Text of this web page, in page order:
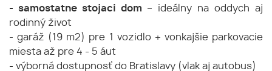
- samostatne stojaci dom – ideálny na oddych aj
rodinný život
- garáž (19 m2) pre 1 vozidlo + vonkajšie parkovacie
miesta až pre 4 - 5 áut
- výborná dostupnosť do Bratislavy (vlak aj autobus)